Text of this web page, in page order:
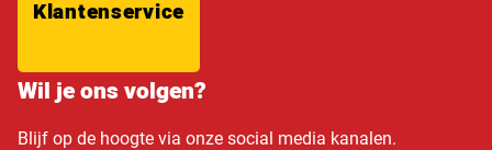
Klantenservice
Wil je ons volgen?
Blijf op de hoogte via onze social media kanalen.